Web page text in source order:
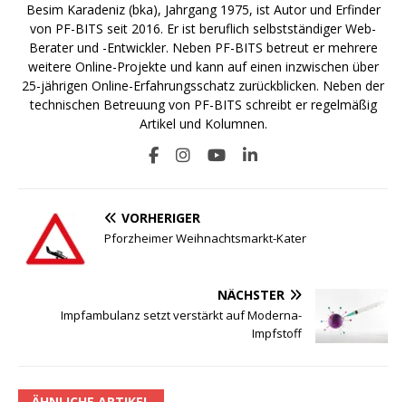
Besim Karadeniz (bka), Jahrgang 1975, ist Autor und Erfinder
von PF-BITS seit 2016. Er ist beruflich selbstständiger Web-
Berater und -Entwickler. Neben PF-BITS betreut er mehrere
weitere Online-Projekte und kann auf einen inzwischen über
25-jährigen Online-Erfahrungsschatz zurückblicken. Neben der
technischen Betreuung von PF-BITS schreibt er regelmäßig
Artikel und Kolumnen.
VORHERIGER
Pforzheimer Weihnachtsmarkt-Kater
NÄCHSTER
Impfambulanz setzt verstärkt auf Moderna-
Impfstoff